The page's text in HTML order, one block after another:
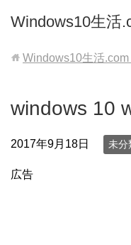
Windows10生活
Windows10生活.com
windows 10
2017年9月18日 未分
広告